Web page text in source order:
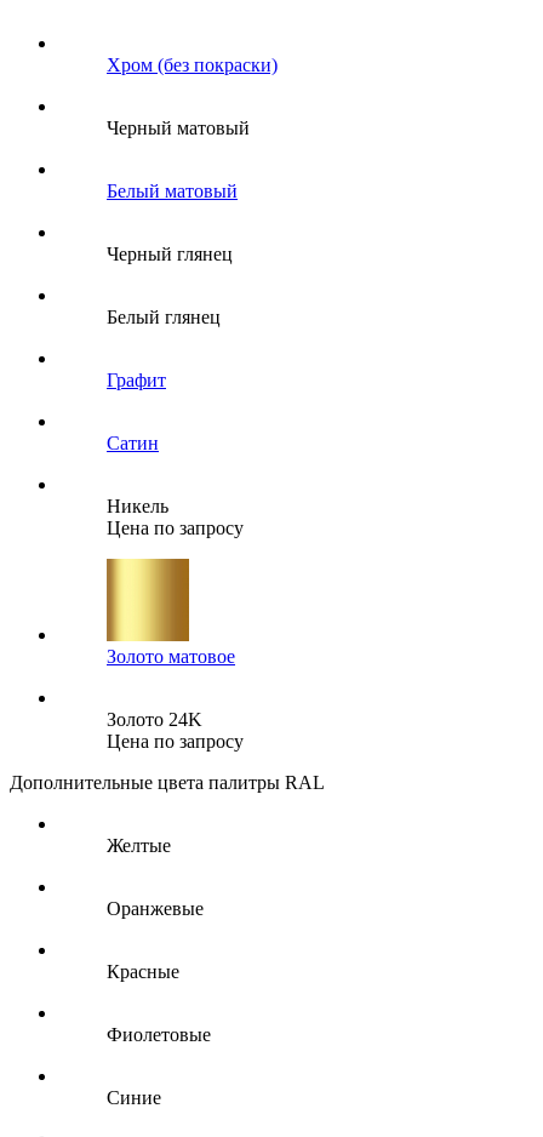
Хром (без покраски)
Черный матовый
Белый матовый
Черный глянец
Белый глянец
Графит
Сатин
Никель
Цена по запросу
Золото матовое
Золото 24K
Цена по запросу
Дополнительные цвета палитры RAL
Желтые
Оранжевые
Красные
Фиолетовые
Синие